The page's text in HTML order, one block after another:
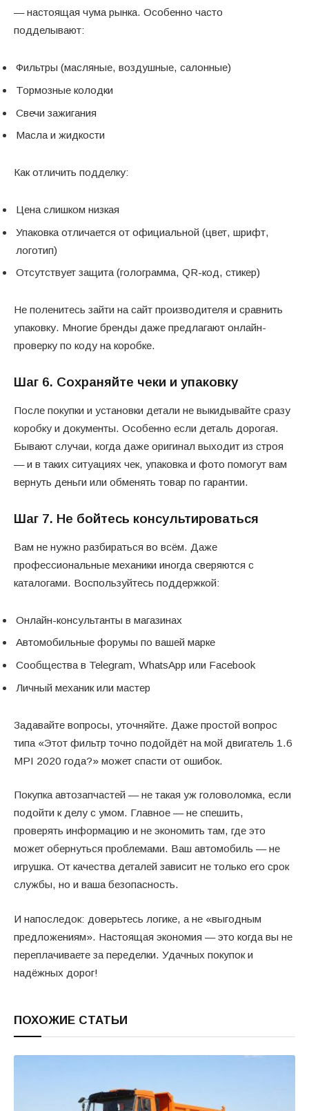
— настоящая чума рынка. Особенно часто
подделывают:
Фильтры (масляные, воздушные, салонные)
Тормозные колодки
Свечи зажигания
Масла и жидкости
Как отличить подделку:
Цена слишком низкая
Упаковка отличается от официальной (цвет, шрифт,
логотип)
Отсутствует защита (голограмма, QR-код, стикер)
Не поленитесь зайти на сайт производителя и сравнить
упаковку. Многие бренды даже предлагают онлайн-
проверку по коду на коробке.
Шаг 6. Сохраняйте чеки и упаковку
После покупки и установки детали не выкидывайте сразу
коробку и документы. Особенно если деталь дорогая.
Бывают случаи, когда даже оригинал выходит из строя
— и в таких ситуациях чек, упаковка и фото помогут вам
вернуть деньги или обменять товар по гарантии.
Шаг 7. Не бойтесь консультироваться
Вам не нужно разбираться во всём. Даже
профессиональные механики иногда сверяются с
каталогами. Воспользуйтесь поддержкой:
Онлайн-консультанты в магазинах
Автомобильные форумы по вашей марке
Сообщества в Telegram, WhatsApp или Facebook
Личный механик или мастер
Задавайте вопросы, уточняйте. Даже простой вопрос
типа «Этот фильтр точно подойдёт на мой двигатель 1.6
MPI 2020 года?» может спасти от ошибок.
Покупка автозапчастей — не такая уж головоломка, если
подойти к делу с умом. Главное — не спешить,
проверять информацию и не экономить там, где это
может обернуться проблемами. Ваш автомобиль — не
игрушка. От качества деталей зависит не только его срок
службы, но и ваша безопасность.
И напоследок: доверьтесь логике, а не «выгодным
предложениям». Настоящая экономия — это когда вы не
переплачиваете за переделки. Удачных покупок и
надёжных дорог!
ПОХОЖИЕ СТАТЬИ